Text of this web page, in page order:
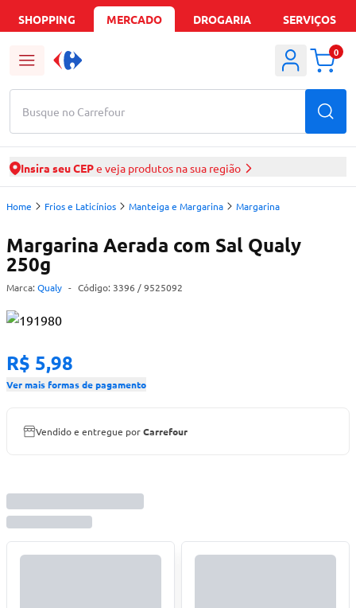
SHOPPING MERCADO DROGARIA SERVIÇOS
Busque no Carrefour
0
Insira seu CEPe veja produtos na sua região
Home Frios e Laticínios Manteiga e Margarina Margarina
Margarina Aerada com Sal Qualy
250g
Marca: Qualy - Código: 3396 / 9525092
R$ 5,98
Ver mais formas de pagamento
Vendido e entregue porCarrefour